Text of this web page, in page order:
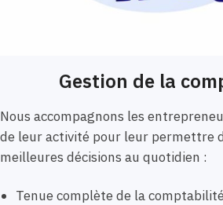
Gestion de la
Nous accompagnons les
de leur activité pour leur permettre
meilleures décisions au quotidien :
Tenue complète de la